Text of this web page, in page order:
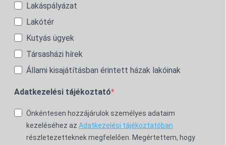
Lakáspályázat
Lakótér
Kutyás ügyek
Társasházi hírek
Állami kisajátításban érintett házak lakóinak
Adatkezelési tájékoztató
Önkéntesen hozzájárulok személyes adataim
kezeléséhez az Adatkezelési tájékoztatóban
részletezetteknek megfelelően. Megértettem, hogy